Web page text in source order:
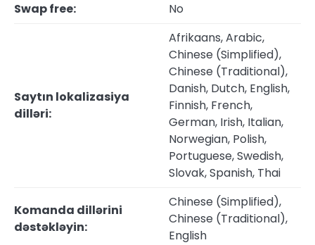
Swap free: No
Saytın lokalizasiya
dilləri:
Afrikaans, Arabic,
Chinese (Simplified),
Chinese (Traditional),
Danish, Dutch, English,
Finnish, French,
German, Irish, Italian,
Norwegian, Polish,
Portuguese, Swedish,
Slovak, Spanish, Thai
Komanda dillərini
dəstəkləyin:
Chinese (Simplified),
Chinese (Traditional),
English